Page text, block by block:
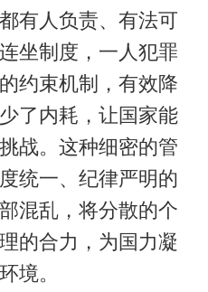
有人负责、有法可
坐制度，一人犯罪
约束机制，有效降
了内耗，让国家能
战。这种细密的管
统一、纪律严明的
混乱，将分散的个
的合力，为国力凝
境。